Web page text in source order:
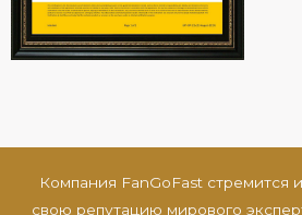
Компания FanGoFast стремится
свою репутацию мирового